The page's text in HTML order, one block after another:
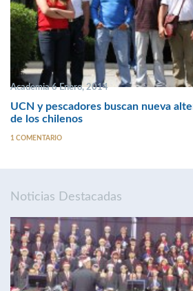
Academia 6 Enero, 2014
UCN y pescadores buscan nueva
de los chilenos
1 COMENTARIO
Noticias Destacadas